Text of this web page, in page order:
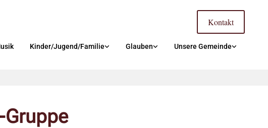
Kontakt
Kinder/Jugend/Familie Glauben Unsere Gemeinde